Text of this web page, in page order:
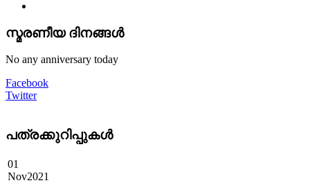
സ്മരണീയ ദിനങ്ങൾ
No any anniversary today
Facebook
Twitter
പത്രക്കുറിപ്പുകള്‍
01
Nov2021